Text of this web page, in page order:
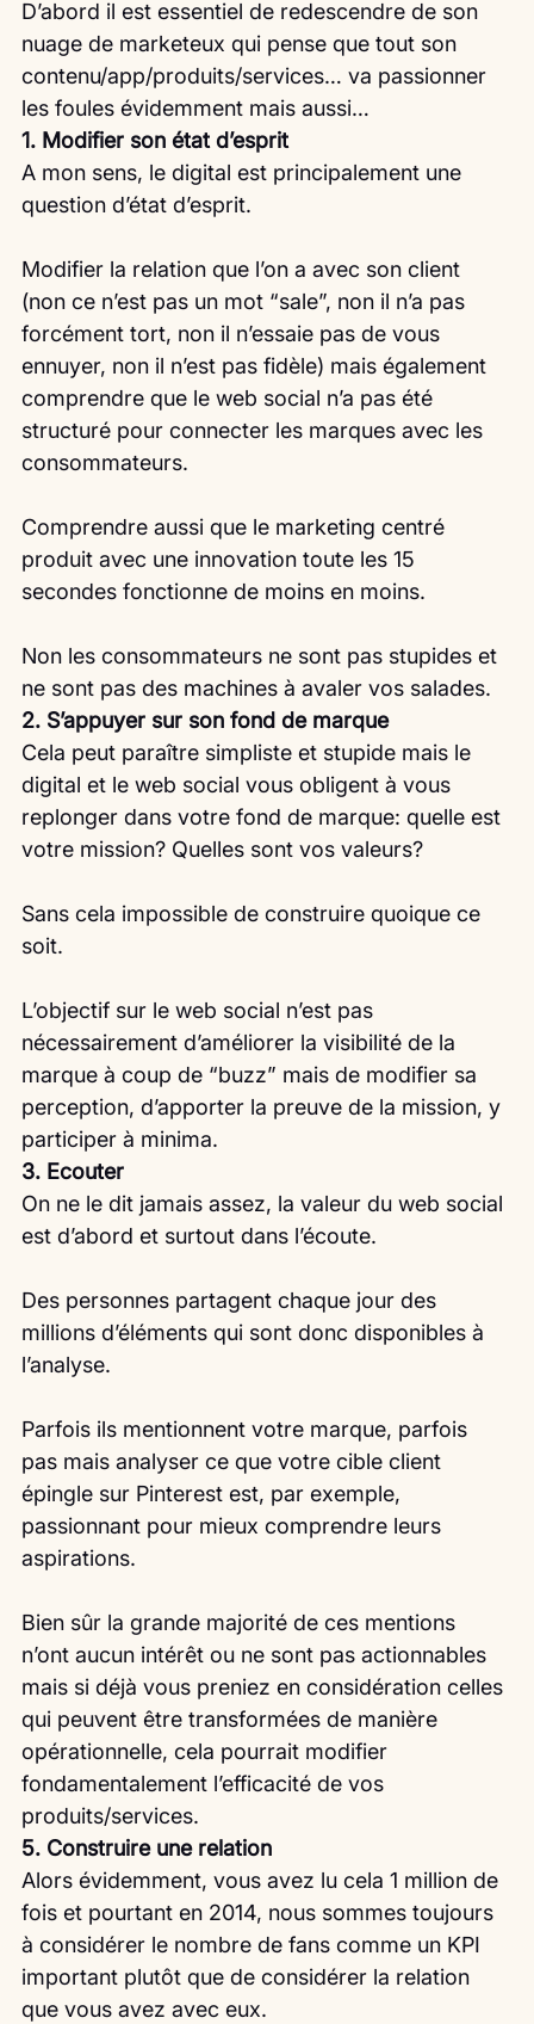
D’abord il est essentiel de redescendre de son
nuage de marketeux qui pense que tout son
contenu/app/produits/services… va passionner
les foules évidemment mais aussi…
1. Modifier son état d’esprit
A mon sens, le digital est principalement une
question d’état d’esprit.
Modifier la relation que l’on a avec son client
(non ce n’est pas un mot “sale”, non il n’a pas
forcément tort, non il n’essaie pas de vous
ennuyer, non il n’est pas fidèle) mais également
comprendre que le web social n’a pas été
structuré pour connecter les marques avec les
consommateurs.
Comprendre aussi que le marketing centré
produit avec une innovation toute les 15
secondes fonctionne de moins en moins.
Non les consommateurs ne sont pas stupides et
ne sont pas des machines à avaler vos salades.
2. S’appuyer sur son fond de marque
Cela peut paraître simpliste et stupide mais le
digital et le web social vous obligent à vous
replonger dans votre fond de marque: quelle est
votre mission? Quelles sont vos valeurs?
Sans cela impossible de construire quoique ce
soit.
L’objectif sur le web social n’est pas
nécessairement d’améliorer la visibilité de la
marque à coup de “buzz” mais de modifier sa
perception, d’apporter la preuve de la mission, y
participer à minima.
3. Ecouter
On ne le dit jamais assez, la valeur du web social
est d’abord et surtout dans l’écoute.
Des personnes partagent chaque jour des
millions d’éléments qui sont donc disponibles à
l’analyse.
Parfois ils mentionnent votre marque, parfois
pas mais analyser ce que votre cible client
épingle sur Pinterest est, par exemple,
passionnant pour mieux comprendre leurs
aspirations.
Bien sûr la grande majorité de ces mentions
n’ont aucun intérêt ou ne sont pas actionnables
mais si déjà vous preniez en considération celles
qui peuvent être transformées de manière
opérationnelle, cela pourrait modifier
fondamentalement l’efficacité de vos
produits/services.
5. Construire une relation
Alors évidemment, vous avez lu cela 1 million de
fois et pourtant en 2014, nous sommes toujours
à considérer le nombre de fans comme un KPI
important plutôt que de considérer la relation
que vous avez avec eux.